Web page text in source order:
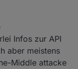
Infos zur API
aber meistens
Middle attacke